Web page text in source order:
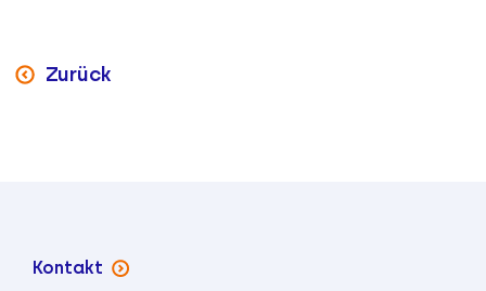
Zurück
Kontakt